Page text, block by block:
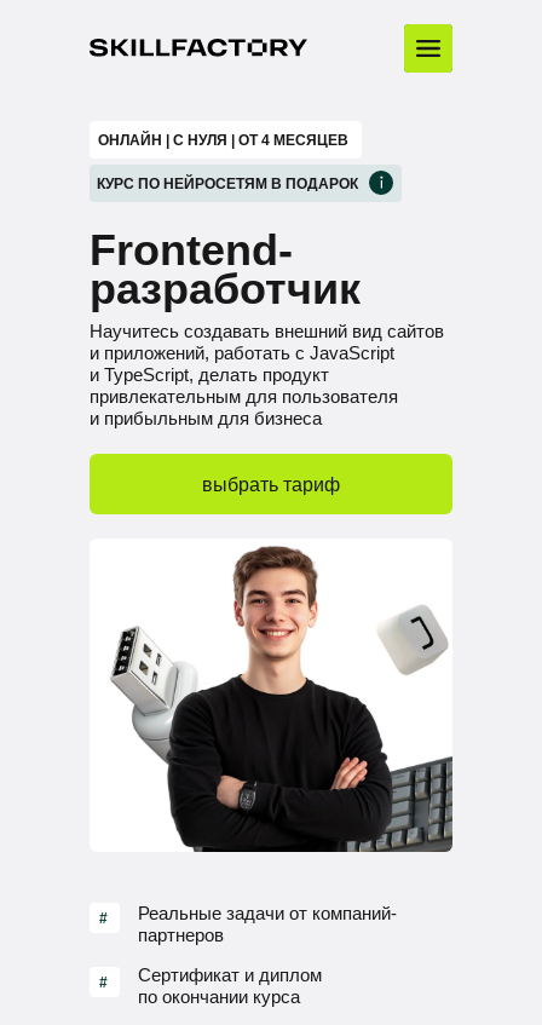
ОНЛАЙН | С НУЛЯ | ОТ 4 МЕСЯЦЕВ
Frontend-
разработчик
Научитесь создавать внешний вид сайтов
и приложений, работать с JavaScript
и TypeScript, делать продукт
привлекательным для пользователя
и прибыльным для бизнеса
КУРС ПО НЕЙРОСЕТЯМ В ПОДАРОК
выбрать тариф
#
Реальные задачи от компаний-
партнеров
#
Сертификат и диплом
по окончании курса